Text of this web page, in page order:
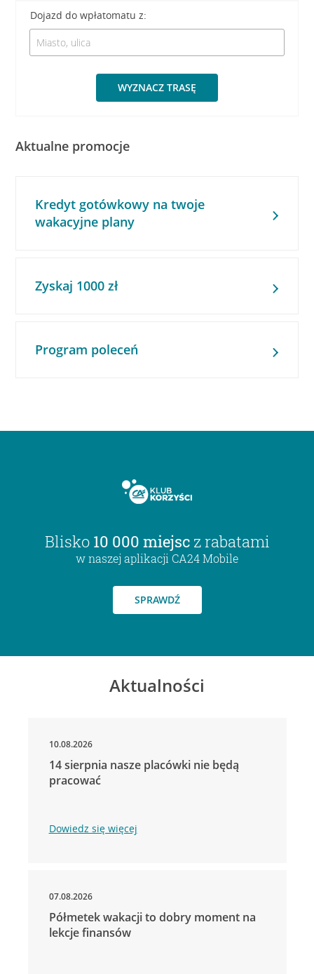
Dojazd do wpłatomatu z:
WYZNACZ TRASĘ
Aktualne promocje
Kredyt gotówkowy na twoje
wakacyjne plany
Zyskaj 1000 zł
Program poleceń
Blisko 10 000 miejsc z rabatami
w naszej aplikacji CA24 Mobile
SPRAWDŹ
Aktualności
10.08.2026
14 sierpnia nasze placówki nie będą
pracować
Dowiedz się więcej
07.08.2026
Półmetek wakacji to dobry moment na
lekcje finansów